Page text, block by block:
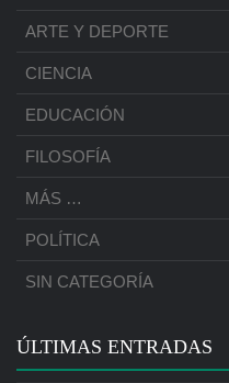
ARTE Y DEPORTE
CIENCIA
EDUCACIÓN
FILOSOFÍA
MÁS …
POLÍTICA
SIN CATEGORÍA
ÚLTIMAS ENTRADAS